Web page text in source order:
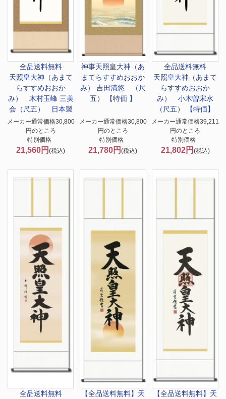
全品送料無料
天照皇大神（あまて
らすすめおおか
み） 木村玉峰 三美
会（尺五） 日本製
メーカー通常価格30,800
円のところ
特別価格
21,560円(税込)
神事天照皇大神（あ
まてらすすめおおか
み） 吉田清悠 （尺
五） 【特価 】
メーカー通常価格30,800
円のところ
特別価格
21,780円(税込)
全品送料無料
天照皇大神（あまて
らすすめおおか
み） 小木曽宋水
（尺五） 【特価】
メーカー通常価格39,211
円のところ
特別価格
21,802円 (税込)
全品送料無料
【全品送料無料】 天
【全品送料無料】 天